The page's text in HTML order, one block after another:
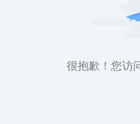
很抱歉！您访